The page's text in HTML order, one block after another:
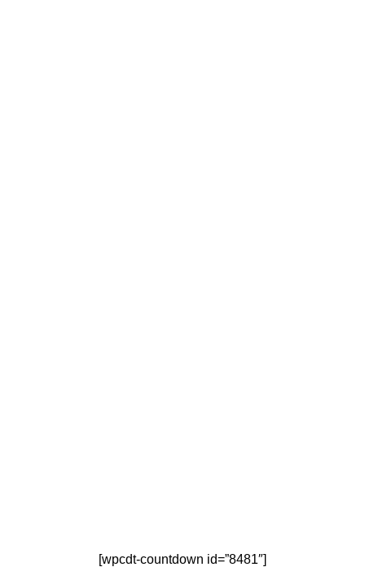
[wpcdt-countdown id=”8481″]